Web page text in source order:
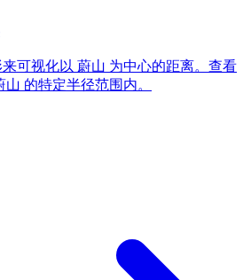
可视化以 蔚山 为中心的距离。查看
的特定半径范围内。